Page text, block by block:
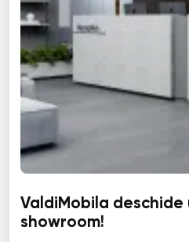
ValdiMobila deschide
showroom!